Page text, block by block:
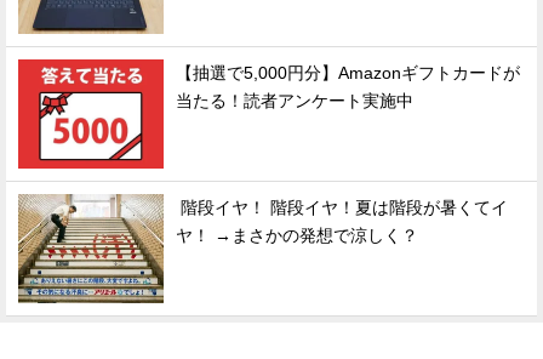
【抽選で5,000円分】Amazonギフトカードが
当たる！読者アンケート実施中
階段イヤ！ 階段イヤ！夏は階段が暑くてイ
ヤ！ →まさかの発想で涼しく？